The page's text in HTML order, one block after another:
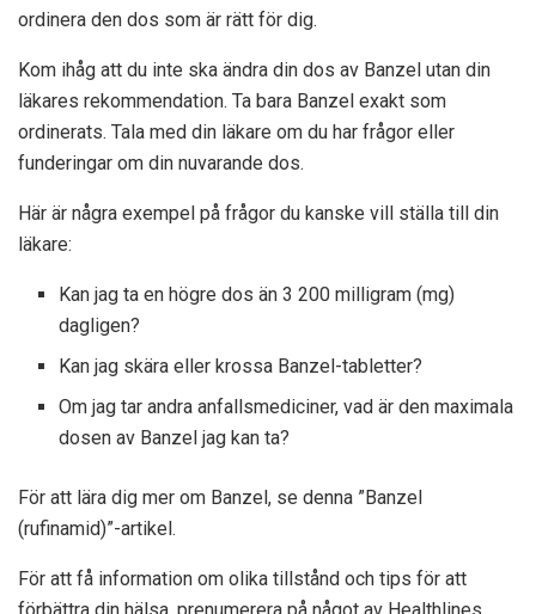
ordinera den dos som är rätt för dig.
Kom ihåg att du inte ska ändra din dos av Banzel utan din
läkares rekommendation. Ta bara Banzel exakt som
ordinerats. Tala med din läkare om du har frågor eller
funderingar om din nuvarande dos.
Här är några exempel på frågor du kanske vill ställa till din
läkare:
Kan jag ta en högre dos än 3 200 milligram (mg)
dagligen?
Kan jag skära eller krossa Banzel-tabletter?
Om jag tar andra anfallsmediciner, vad är den maximala
dosen av Banzel jag kan ta?
För att lära dig mer om Banzel, se denna ”Banzel
(rufinamid)”-artikel.
För att få information om olika tillstånd och tips för att